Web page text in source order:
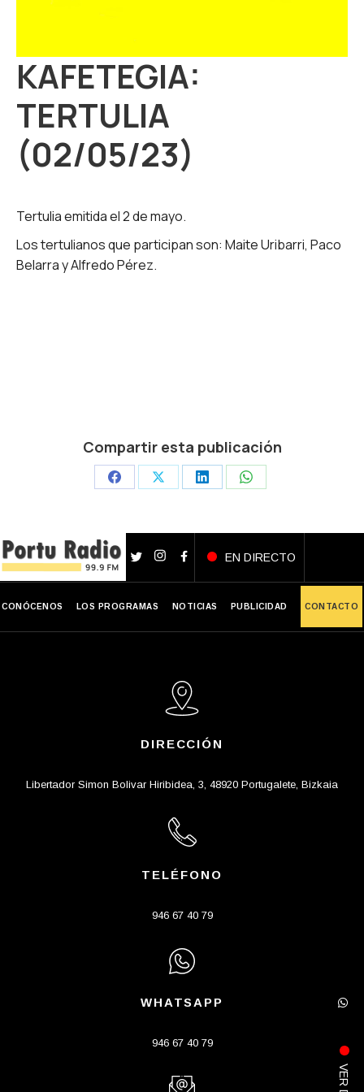
KAFETEGIA:
TERTULIA
(02/05/23)
Tertulia emitida el 2 de mayo.
Los tertulianos que participan son: Maite Uribarri, Paco
Belarra y Alfredo Pérez.
Compartir esta publicación
Share
Facebook
Share
X
Share
LinkedIn
Share
WhatsApp
EN DIRECTO
CONÓCENOS LOS PROGRAMAS NOTICIAS PUBLICIDAD CONTACTO
DIRECCIÓN
Libertador Simon Bolivar Hiribidea, 3, 48920 Portugalete, Bizkaia
TELÉFONO
946 67 40 79
WHATSAPP
946 67 40 79